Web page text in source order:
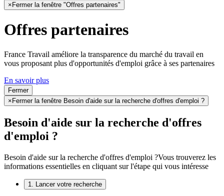
× Fermer la fenêtre "Offres partenaires"
Offres partenaires
France Travail améliore la transparence du marché du travail en
vous proposant plus d'opportunités d'emploi grâce à ses partenaires
En savoir plus
Fermer
× Fermer la fenêtre Besoin d'aide sur la recherche d'offres d'emploi ?
Besoin d'aide sur la recherche d'offres
d'emploi ?
Besoin d'aide sur la recherche d'offres d'emploi ?Vous trouverez les
informations essentielles en cliquant sur l'étape qui vous intéresse
1. Lancer votre recherche